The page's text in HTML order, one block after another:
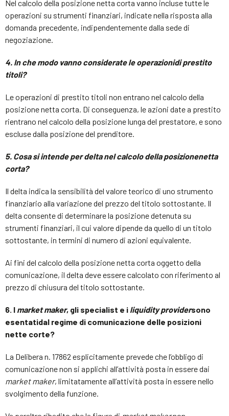
Nel calcolo della posizione netta corta vanno incluse tutte le
operazioni su strumenti finanziari, indicate nella risposta alla
domanda precedente, indipendentemente dalla sede di
negoziazione.
4. In che modo vanno considerate le operazionidi prestito
titoli?
Le operazioni di prestito titoli non entrano nel calcolo della
posizione netta corta. Di conseguenza, le azioni date a prestito
rientrano nel calcolo della posizione lunga del prestatore, e sono
escluse dalla posizione del prenditore.
5. Cosa si intende per delta nel calcolo della posizionenetta
corta?
Il delta indica la sensibilità del valore teorico di uno strumento
finanziario alla variazione del prezzo del titolo sottostante. Il
delta consente di determinare la posizione detenuta su
strumenti finanziari, il cui valore dipende da quello di un titolo
sottostante, in termini di numero di azioni equivalente.
Ai fini del calcolo della posizione netta corta oggetto della
comunicazione, il delta deve essere calcolato con riferimento al
prezzo di chiusura del titolo sottostante.
6. I market maker, gli specialist e i liquidity providersono
esentatidal regime di comunicazione delle posizioni
nette corte?
La Delibera n. 17862 esplicitamente prevede che l’obbligo di
comunicazione non si applichi all’attività posta in essere dai
market maker, limitatamente all’attività posta in essere nello
svolgimento della funzione.